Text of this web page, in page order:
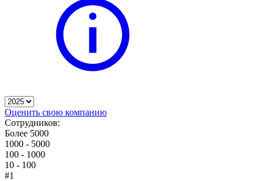
Оценить свою компанию
Сотрудников:
Более 5000
1000 - 5000
100 - 1000
10 - 100
#1